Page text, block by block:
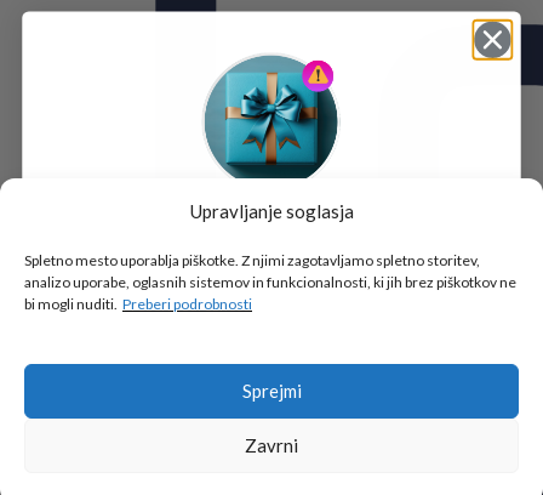
Upravljanje soglasja
Spletno mesto uporablja piškotke. Z njimi zagotavljamo spletno storitev,
analizo uporabe, oglasnih sistemov in funkcionalnosti, ki jih brez piškotkov ne
bi mogli nuditi. Preberi podrobnosti
Sprejmi
Zavrni
Tukaj je!
🎁 DARILO
Vpiši podatke za prejem darila